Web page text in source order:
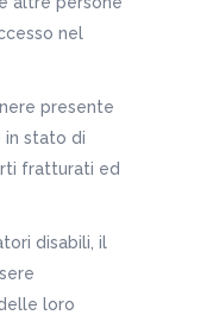
nel
presente
in stato di
fratturati ed
disabili, il
loro